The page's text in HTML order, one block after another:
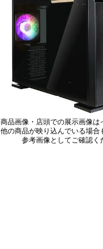
商品画像・店頭での展示画像は
他の商品が映り込んでいる場合
参考画像としてご確認く